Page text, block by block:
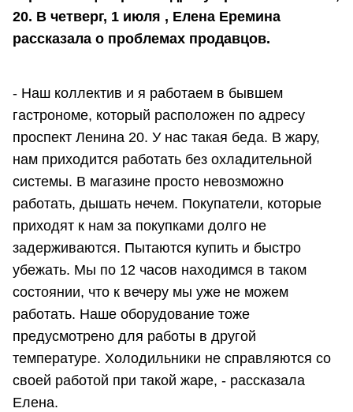
20. В четверг, 1 июля , Елена Еремина
рассказала о проблемах продавцов.
- Наш коллектив и я работаем в бывшем
гастрономе, который расположен по адресу
проспект Ленина 20. У нас такая беда. В жару,
нам приходится работать без охладительной
системы. В магазине просто невозможно
работать, дышать нечем. Покупатели, которые
приходят к нам за покупками долго не
задерживаются. Пытаются купить и быстро
убежать. Мы по 12 часов находимся в таком
состоянии, что к вечеру мы уже не можем
работать. Наше оборудование тоже
предусмотрено для работы в другой
температуре. Холодильники не справляются со
своей работой при такой жаре, - рассказала
Елена.